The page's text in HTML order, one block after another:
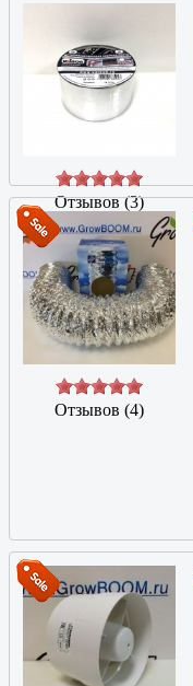
Отзывов (3)
Отзывов (4)